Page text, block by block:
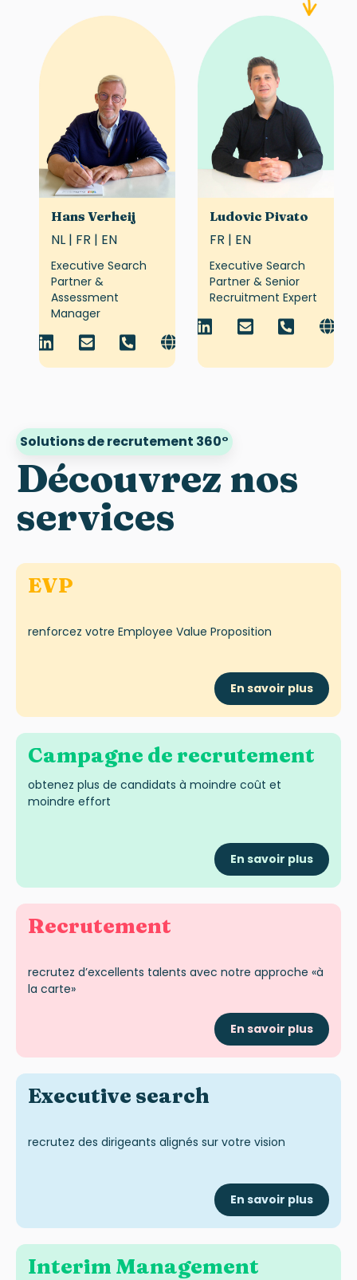
Hans Verheij
NL | FR | EN
Executive Search
Partner &
Assessment
Manager
Ludovic Pivato
FR | EN
Executive Search
Partner & Senior
Recruitment Expert
Solutions de recrutement 360°
Découvrez nos
services
EVP
renforcez votre Employee Value Proposition
En savoir plus
Campagne de recrutement
obtenez plus de candidats à moindre coût et
moindre effort
En savoir plus
Recrutement
recrutez d’excellents talents avec notre approche «à
la carte»
En savoir plus
Executive search
recrutez des dirigeants alignés sur votre vision
En savoir plus
Interim Management